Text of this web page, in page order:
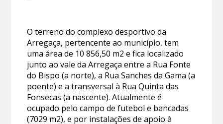
O terreno do complexo desportivo da
Arregaça, pertencente ao município, tem
uma área de 10 856,50 m2 e fica localizado
junto ao vale da Arregaça entre a Rua Fonte
do Bispo (a norte), a Rua Sanches da Gama (a
poente) e a transversal à Rua Quinta das
Fonsecas (a nascente). Atualmente é
ocupado pelo campo de futebol e bancadas
(7029 m2), e por instalações de apoio à